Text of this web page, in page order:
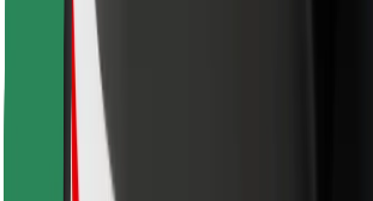
Sigurnost na romobilu
Sigurnosni laboratorij
Gradovi